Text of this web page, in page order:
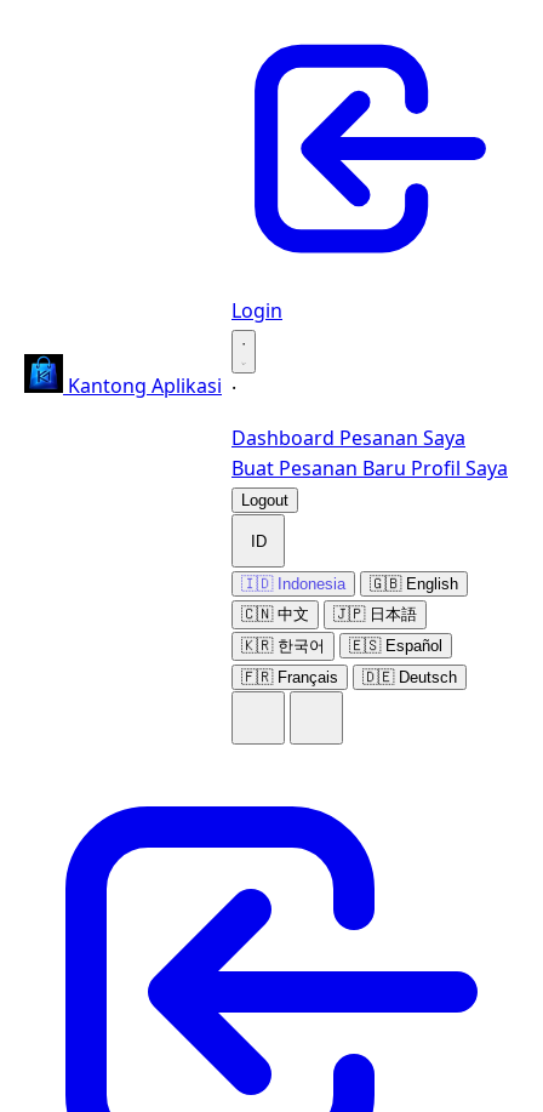
Kantong Aplikasi
Login
·
·
Dashboard Pesanan Saya
Buat Pesanan Baru Profil Saya
Logout
ID
🇮🇩 Indonesia
🇬🇧 English
🇨🇳 中文
🇯🇵 日本語
🇰🇷 한국어
🇪🇸 Español
🇫🇷 Français
🇩🇪 Deutsch